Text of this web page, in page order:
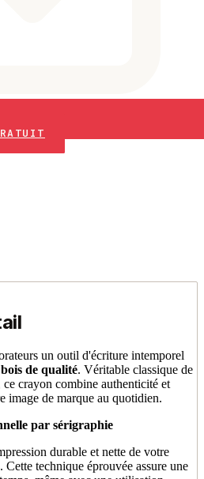
un outil d'écriture intemporel
de qualité. Véritable classique de
crayon combine authenticité et
image de marque au quotidien.
par sérigraphie
durable et nette de votre
technique éprouvée assure une